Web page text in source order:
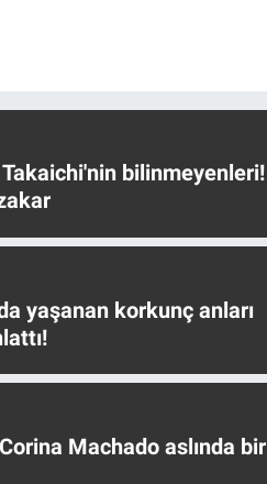
Takaichi'nin bilinmeyenleri!
yaşanan korkunç anları
Machado aslında bir